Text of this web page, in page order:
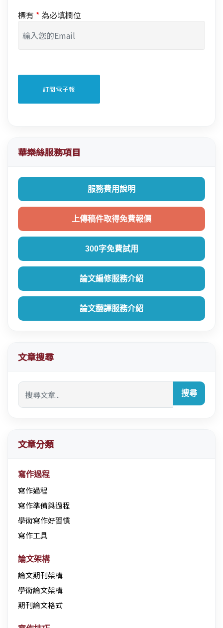
標有 * 為必填欄位
華樂絲服務項目
服務費用說明
上傳稿件取得免費報價
300字免費試用
論文編修服務介紹
論文翻譯服務介紹
文章搜尋
搜尋
文章分類
寫作過程
寫作過程
寫作準備與過程
學術寫作好習慣
寫作工具
論文架構
論文期刊架構
學術論文架構
期刊論文格式